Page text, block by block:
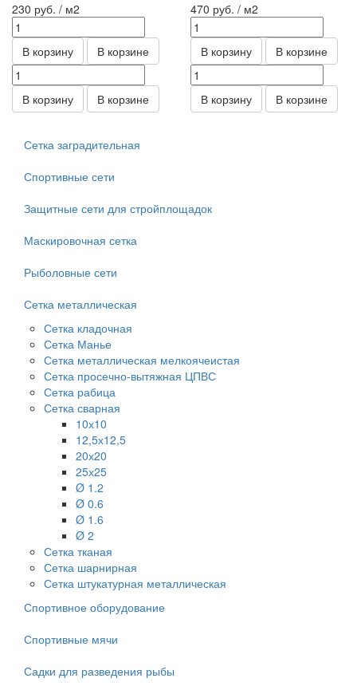
230 руб. / м2
В корзину В корзине
В корзину В корзине
470 руб. / м2
В корзину В корзине
В корзину В корзине
Сетка заградительная
Спортивные сети
Защитные сети для стройплощадок
Маскировочная сетка
Рыболовные сети
Сетка металлическая
Сетка кладочная
Сетка Манье
Сетка металлическая мелкоячеистая
Сетка просечно-вытяжная ЦПВС
Сетка рабица
Сетка сварная
10х10
12,5х12,5
20х20
25х25
Ø 1.2
Ø 0.6
Ø 1.6
Ø 2
Сетка тканая
Сетка шарнирная
Сетка штукатурная металлическая
Спортивное оборудование
Спортивные мячи
Садки для разведения рыбы